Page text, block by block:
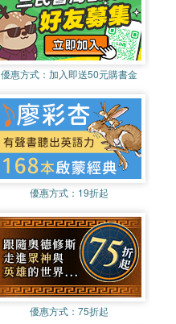
優惠方式： 加入即送50元購書金
優惠方式： 19折起
優惠方式： 75折起